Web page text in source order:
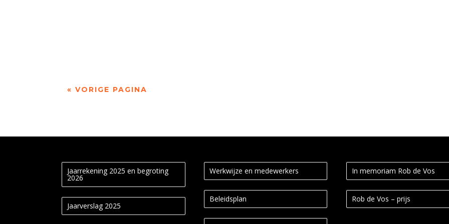
« VORIGE PAGINA
Jaarrekening 2025 en begroting
2026
Jaarverslag 2025
Werkwijze en medewerkers
Beleidsplan
In memoriam Rob de Vos
Rob de Vos – prijs